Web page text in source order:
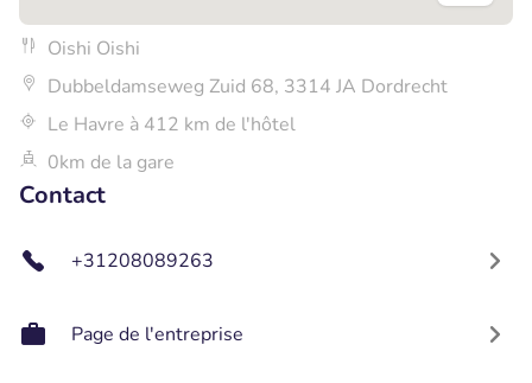
Oishi Oishi
Dubbeldamseweg Zuid 68, 3314 JA Dordrecht
Le Havre à 412 km de l'hôtel
0km de la gare
Contact
+31208089263
Page de l'entreprise